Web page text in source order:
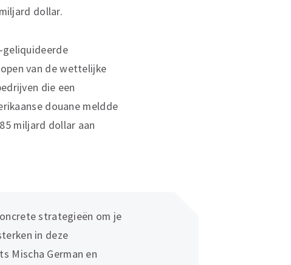
dollar.
van de wettelijke
die een
douane meldde
miljard dollar aan
strategieën om je
in deze
Mischa German en